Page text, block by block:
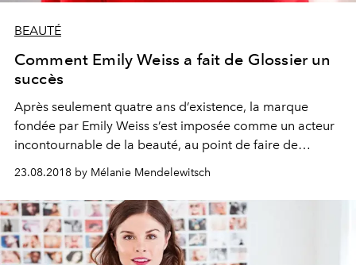
BEAUTÉ
Comment Emily Weiss a fait de Glossier un
succès
Après seulement quatre ans d’existence, la marque
fondée par Emily Weiss s’est imposée comme un acteur
incontournable de la beauté, au point de faire de
l’ombre aux géants du secteur. Retour sur une success
story intimement liée à l’ascension de renouveau qui
anime les millennials.
23.08.2018 by Mélanie Mendelewitsch